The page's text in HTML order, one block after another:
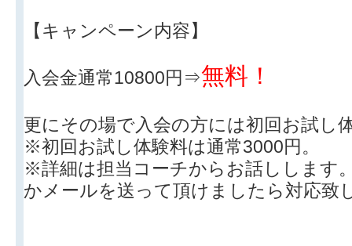
【キャンペーン内容】
入会金通常10800円⇒無料！
更にその場で入会の方には初回お試し
※初回お試し体験料は通常3000円。
※詳細は担当コーチからお話しします
かメールを送って頂けましたら対応致